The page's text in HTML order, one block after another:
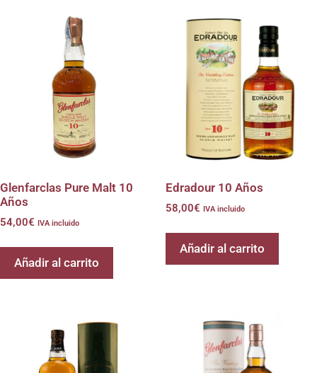
Glenfarclas Pure Malt 10
Años
54,00€ IVA incluido
Añadir al carrito
Edradour 10 Años
58,00€ IVA incluido
Añadir al carrito